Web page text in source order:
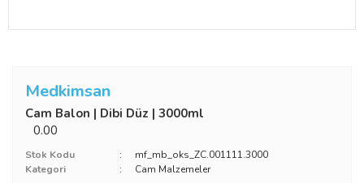
Medkimsan
Cam Balon | Dibi Düz | 3000ml
0.00
Stok Kodu
mf_mb_oks_ZC.001111.3000
Kategori
Cam Malzemeler